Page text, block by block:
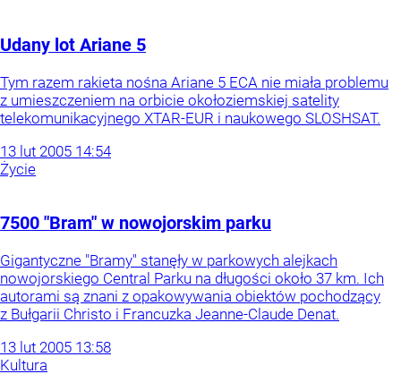
Udany lot Ariane 5
Tym razem rakieta nośna Ariane 5 ECA nie miała problemu
z umieszczeniem na orbicie okołoziemskiej satelity
telekomunikacyjnego XTAR-EUR i naukowego SLOSHSAT.
13 lut 2005 14:54
Życie
7500 "Bram" w nowojorskim parku
Gigantyczne "Bramy" stanęły w parkowych alejkach
nowojorskiego Central Parku na długości około 37 km. Ich
autorami są znani z opakowywania obiektów pochodzący
z Bułgarii Christo i Francuzka Jeanne-Claude Denat.
13 lut 2005 13:58
Kultura